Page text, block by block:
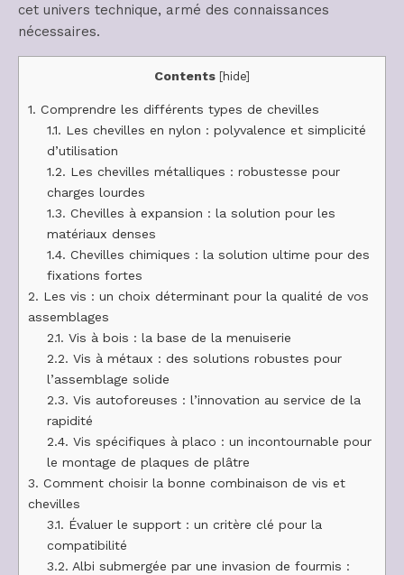
cet univers technique, armé des connaissances
nécessaires.
Contents [hide]
1. Comprendre les différents types de chevilles
1.1. Les chevilles en nylon : polyvalence et simplicité
d’utilisation
1.2. Les chevilles métalliques : robustesse pour
charges lourdes
1.3. Chevilles à expansion : la solution pour les
matériaux denses
1.4. Chevilles chimiques : la solution ultime pour des
fixations fortes
2. Les vis : un choix déterminant pour la qualité de vos
assemblages
2.1. Vis à bois : la base de la menuiserie
2.2. Vis à métaux : des solutions robustes pour
l’assemblage solide
2.3. Vis autoforeuses : l’innovation au service de la
rapidité
2.4. Vis spécifiques à placo : un incontournable pour
le montage de plaques de plâtre
3. Comment choisir la bonne combinaison de vis et
chevilles
3.1. Évaluer le support : un critère clé pour la
compatibilité
3.2. Albi submergée par une invasion de fourmis :